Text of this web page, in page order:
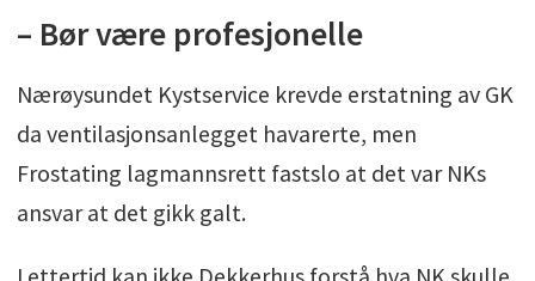
– Bør være profesjonelle
Nærøysundet Kystservice krevde erstatning av GK
da ventilasjonsanlegget havarerte, men
Frostating lagmannsrett fastslo at det var NKs
ansvar at det gikk galt.